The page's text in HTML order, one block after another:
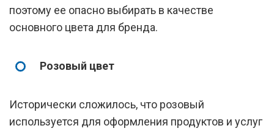
поэтому ее опасно выбирать в качестве
основного цвета для бренда.
Розовый цвет
Исторически сложилось, что розовый
используется для оформления продуктов и услуг